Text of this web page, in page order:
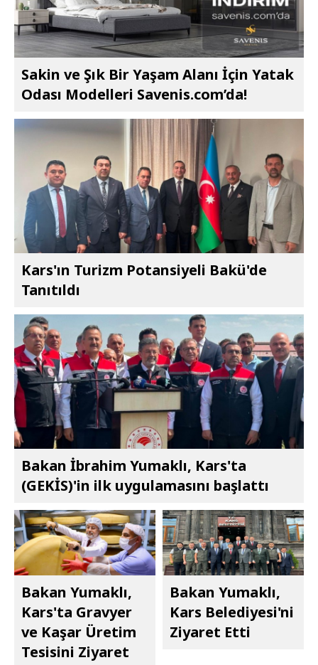
Sakin ve Şık Bir Yaşam Alanı İçin Yatak
Odası Modelleri Savenis.com’da!
Kars'ın Turizm Potansiyeli Bakü'de
Tanıtıldı
Bakan İbrahim Yumaklı, Kars'ta
(GEKİS)'in ilk uygulamasını başlattı
Bakan Yumaklı,
Kars'ta Gravyer
ve Kaşar Üretim
Tesisini Ziyaret
Bakan Yumaklı,
Kars Belediyesi'ni
Ziyaret Etti